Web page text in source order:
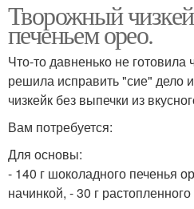
Творожный
печеньем орео.
Что-то давненько не готовила
решила исправить "сие" дело
чизкейк без выпечки из
Вам потребуется:
Для основы:
- 140 г шоколадного печенья
начинкой, - 30 г